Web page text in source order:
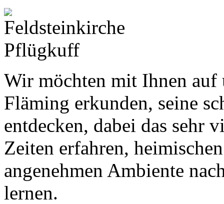
Wir möchten mit Ihnen auf
Fläming erkunden, seine
entdecken, dabei das sehr
Zeiten erfahren,
angenehmen Ambiente
lernen.